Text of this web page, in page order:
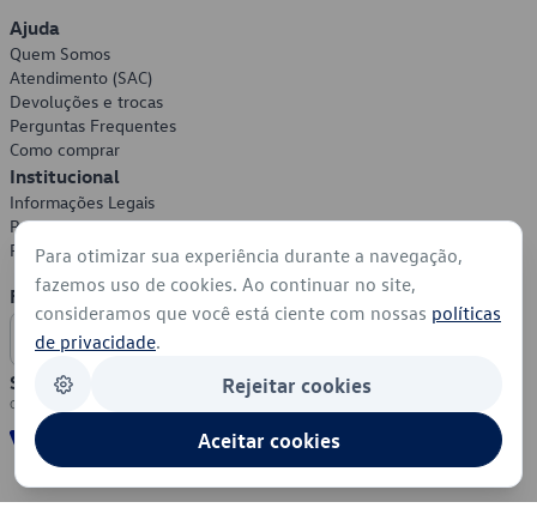
Ajuda
Quem Somos
Atendimento (SAC)
Devoluções e trocas
Perguntas Frequentes
Como comprar
Institucional
Informações Legais
Política de Privacidade
Política de Cookies
Formas de Pagamento
Segurança
Para otimizar sua experiência durante a navegação,
fazemos uso de cookies. Ao continuar no site,
consideramos que você está ciente com nossas políticas
de privacidade.
Rejeitar cookies
Aceitar cookies